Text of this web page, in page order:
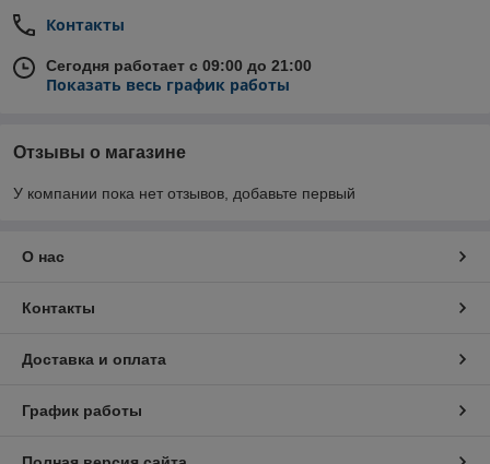
Контакты
Сегодня работает с 09:00 до 21:00
Показать весь график работы
Отзывы о магазине
У компании пока нет отзывов, добавьте первый
О нас
Контакты
Доставка и оплата
График работы